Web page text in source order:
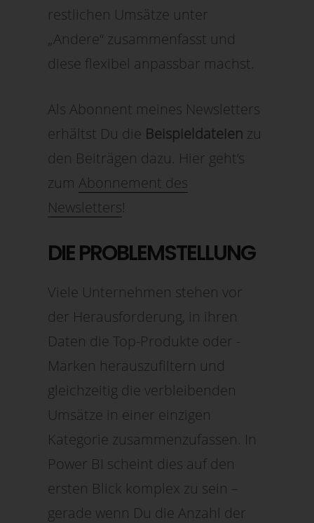
restlichen Umsätze unter
„Andere“ zusammenfasst und
diese flexibel anpassbar machst.
Als Abonnent meines Newsletters
erhältst Du die Beispieldateien zu
den Beiträgen dazu. Hier geht’s
zumAbonnement des
Newsletters!
DIE PROBLEMSTELLUNG
Viele Unternehmen stehen vor
der Herausforderung, in ihren
Daten die Top-Produkte oder -
Marken herauszufiltern und
gleichzeitig die verbleibenden
Umsätze in einer einzigen
Kategorie zusammenzufassen. In
Power BI scheint dies auf den
ersten Blick komplex zu sein –
gerade wenn Du die Anzahl der